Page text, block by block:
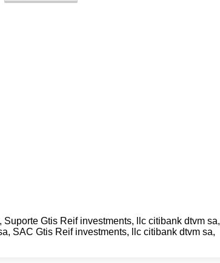
Gtis Reif investments, llc citibank dtvm sa,
SAC Gtis Reif investments, llc citibank dtvm sa,